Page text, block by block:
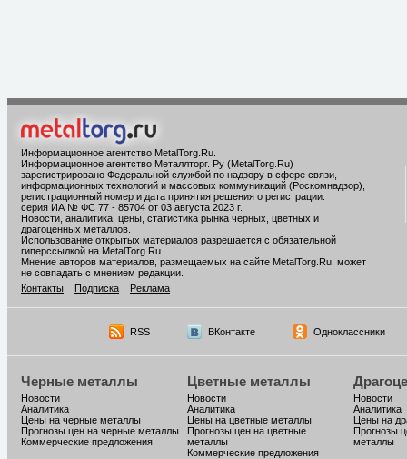
Информационное агентство MetalTorg.Ru
Информационное агентство Металлторг. Ру (MetalTorg.Ru)
зарегистрировано Федеральной службой по надзору в сфере связи,
информационных технологий и массовых коммуникаций (Роскомнадзор),
регистрационный номер и дата принятия решения о регистрации:
серия ИА № ФС 77 - 85704 от 03 августа 2023 г.
Новости, аналитика, цены, статистика рынка черных, цветных и
драгоценных металлов.
Использование открытых материалов разрешается с обязательной
гиперссылкой на MetalTorg.Ru
Мнение авторов материалов, размещаемых на сайте MetalTorg.Ru, может
не совпадать с мнением редакции.
Контакты
Подписка Реклама
RSS ВКонтакте Одноклассники
Черные металлы
Новости
Аналитика
Цены на черные металлы
Прогнозы цен на черные металлы
Коммерческие предложения
Цветные металлы
Новости
Аналитика
Цены на цветные металлы
Прогнозы цен на цветные
металлы
Коммерческие предложения
Новости
Аналитика
Цены на
Прогнозы
металлы